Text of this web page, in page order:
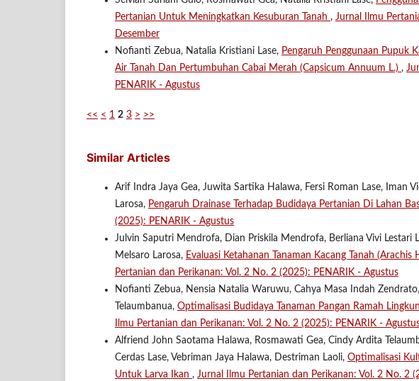
Pertanian Untuk Meningkatkan Kesuburan Tanah , Jurnal Ilmu
Desember
Nofianti Zebua, Natalia Kristiani Lase, Pengaruh Penggunaan Pupuk
Air Tanah Dan Pertumbuhan Cabai Merah (Capsicum Annuum L.) ,
PENARIK - Agustus
<< < 1 2 3 > >>
Similar Articles
Arif Indra Jaya Gea, Juwita Sartika Halawa, Fersi Roman Lase, Iman
Larosa, Pengaruh Drainase Terhadap Budidaya Pertanian Di Lahan
(2025): PENARIK - Agustus
Julvin Saputri Mendrofa, Dian Priskila Mendrofa, Berliana Vivi Lestari
Melsaro Larosa, Evaluasi Ketahanan Tanaman Kacang Tanah
Pertanian dan Perikanan: Vol. 2 No. 2 (2025): PENARIK - Agustus
Nofianti Zebua, Nensia Natalia Waruwu, Cahya Masa Indah
Telaumbanua, Optimalisasi Budidaya Tanaman Pangan Ramah
Ilmu Pertanian dan Perikanan: Vol. 2 No. 2 (2025): PENARIK -
Alfriend John Saotama Halawa, Rosmawati Gea, Cindy Ardita
Cerdas Lase, Vebriman Jaya Halawa, Destriman Laoli, Optimalisasi
Untuk Larva Ikan , Jurnal Ilmu Pertanian dan Perikanan: Vol. 2 No. 2